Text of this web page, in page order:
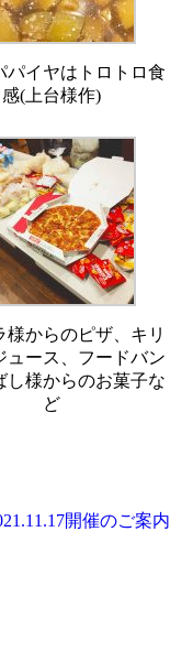
パイヤはトロトロ食
感(上台様作)
様からのピザ、キリ
ュース、フードバン
し様からのお菓子な
ど
開催のご案内